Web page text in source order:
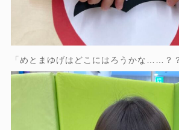
「めとまゆげはどこにはろうかな……？